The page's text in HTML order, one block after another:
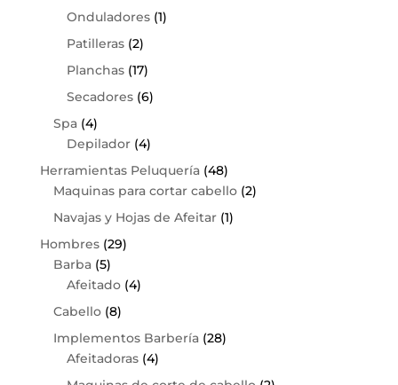
Onduladores (1)
Patilleras (2)
Planchas (17)
Secadores (6)
Spa (4)
Depilador (4)
Herramientas Peluquería (48)
Maquinas para cortar cabello (2)
Navajas y Hojas de Afeitar (1)
Hombres (29)
Barba (5)
Afeitado (4)
Cabello (8)
Implementos Barbería (28)
Afeitadoras (4)